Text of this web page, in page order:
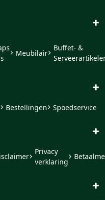
+
Meubilair
Buffet- &
+
Bestellingen Spoedservice
+
Privacy
verklaring
+